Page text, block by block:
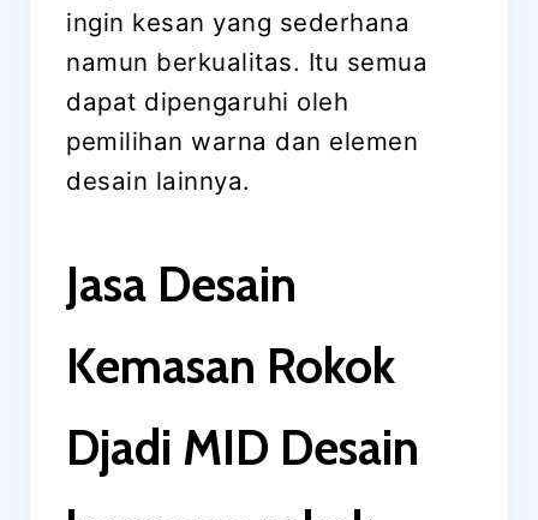
ingin kesan yang sederhana
namun berkualitas. Itu semua
dapat dipengaruhi oleh
pemilihan warna dan elemen
desain lainnya.
Jasa Desain
Kemasan Rokok
Djadi MID Desain